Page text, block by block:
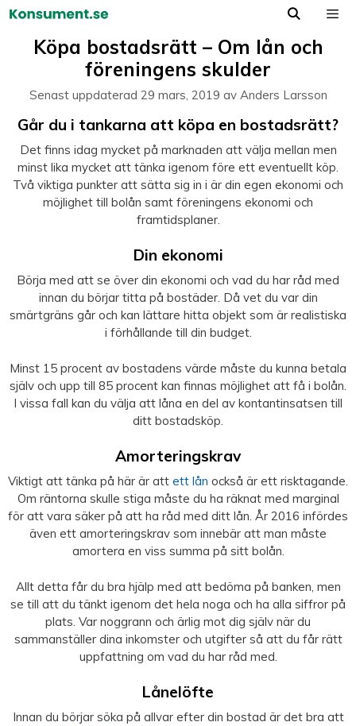
innehåll
Köpa bostadsrätt – Om lån och
föreningens skulder
Senast uppdaterad 29 mars, 2019 av Anders Larsson
Går du i tankarna att köpa en bostadsrätt?
Det finns idag mycket på marknaden att välja mellan men
minst lika mycket att tänka igenom före ett eventuellt köp.
Två viktiga punkter att sätta sig in i är din egen ekonomi och
möjlighet till bolån samt föreningens ekonomi och
framtidsplaner.
Din ekonomi
Börja med att se över din ekonomi och vad du har råd med
innan du börjar titta på bostäder. Då vet du var din
smärtgräns går och kan lättare hitta objekt som är realistiska
i förhållande till din budget.
Minst 15 procent av bostadens värde måste du kunna betala
själv och upp till 85 procent kan finnas möjlighet att få i bolån.
I vissa fall kan du välja att låna en del av kontantinsatsen till
ditt bostadsköp.
Amorteringskrav
Viktigt att tänka på här är att ett lån också är ett risktagande.
Om räntorna skulle stiga måste du ha räknat med marginal
för att vara säker på att ha råd med ditt lån. År 2016 infördes
även ett amorteringskrav som innebär att man måste
amortera en viss summa på sitt bolån.
Allt detta får du bra hjälp med att bedöma på banken, men
se till att du tänkt igenom det hela noga och ha alla siffror på
plats. Var noggrann och ärlig mot dig själv när du
sammanställer dina inkomster och utgifter så att du får rätt
uppfattning om vad du har råd med.
Lånelöfte
Innan du börjar söka på allvar efter din bostad är det bra att